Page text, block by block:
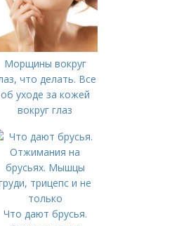
Морщины вокруг
что делать. Все
об уходе за кожей
вокруг глаз
Что дают брусья.